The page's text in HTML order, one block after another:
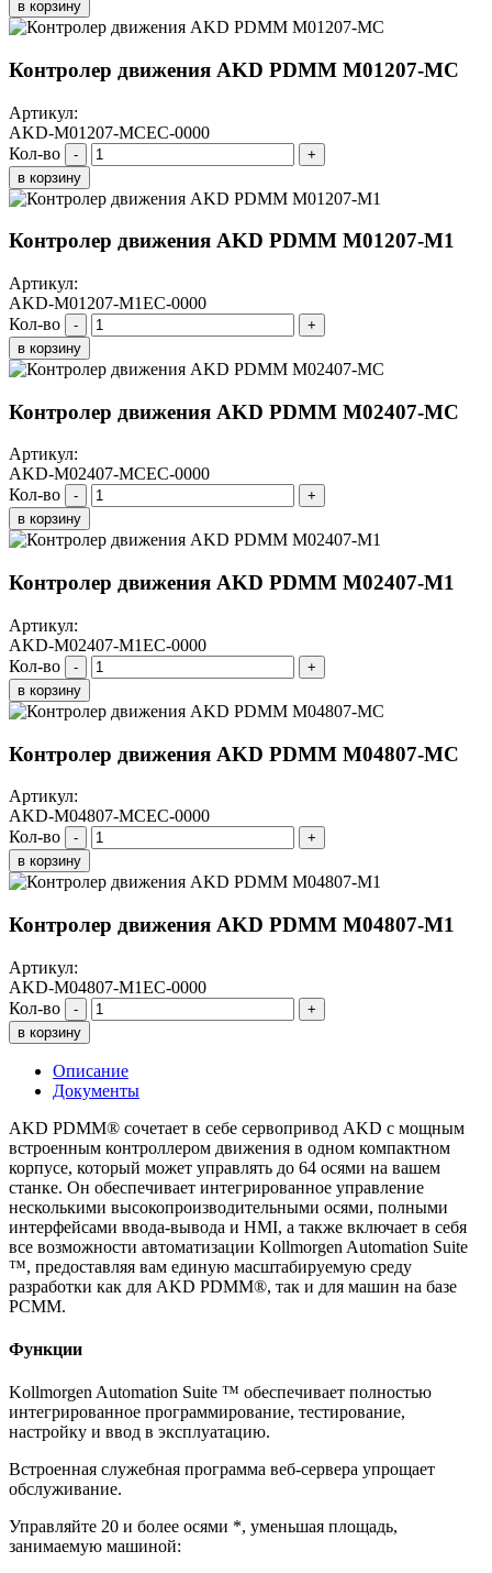
в корзину
Контролер движения AKD PDMM M01207-МС
Артикул:
AKD-M01207-MCEC-0000
Кол-во
-
+
в корзину
Контролер движения AKD PDMM M01207-M1
Артикул:
AKD-M01207-M1EC-0000
Кол-во
-
+
в корзину
Контролер движения AKD PDMM M02407-МС
Артикул:
AKD-M02407-MCEC-0000
Кол-во
-
+
в корзину
Контролер движения AKD PDMM M02407-M1
Артикул:
AKD-M02407-M1EC-0000
Кол-во
-
+
в корзину
Контролер движения AKD PDMM M04807-МС
Артикул:
AKD-M04807-MCEC-0000
Кол-во
-
+
в корзину
Контролер движения AKD PDMM M04807-M1
Артикул:
AKD-M04807-M1EC-0000
Кол-во
-
+
в корзину
Описание
Документы
AKD PDMM® сочетает в себе сервопривод AKD с мощным
встроенным контроллером движения в одном компактном
корпусе, который может управлять до 64 осями на вашем
станке. Он обеспечивает интегрированное управление
несколькими высокопроизводительными осями, полными
интерфейсами ввода-вывода и HMI, а также включает в себя
все возможности автоматизации Kollmorgen Automation Suite
™, предоставляя вам единую масштабируемую среду
разработки как для AKD PDMM®, так и для машин на базе
PCMM.
Функции
Kollmorgen Automation Suite ™ обеспечивает полностью
интегрированное программирование, тестирование,
настройку и ввод в эксплуатацию.
Встроенная служебная программа веб-сервера упрощает
обслуживание.
Управляйте 20 и более осями *, уменьшая площадь,
занимаемую машиной: